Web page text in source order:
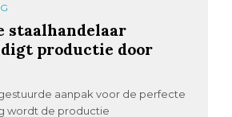
staalhandelaar
productie door
aanpak voor de perfecte
wordt de productie